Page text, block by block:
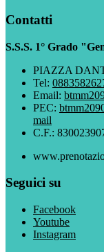
Contatti
S.S.S. 1° Grado
PIAZZA
Tel:
Email:
PEC:
mail
C.F.:
Seguici su
Facebook
Youtube
Instagram